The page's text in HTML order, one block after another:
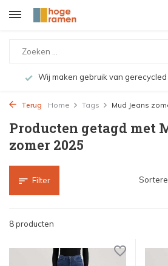
Wij maken gebruik van
Terug Home Tags Mud Jeans
Producten getagd met
zomer 2025
Filter
8 producten